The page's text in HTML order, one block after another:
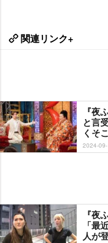
関連リンク+
『夜
と言
くそ
2024-
『夜
「
人が